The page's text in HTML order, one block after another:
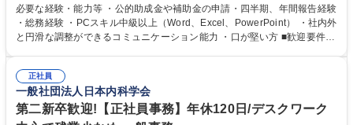
ジションとして活躍いただくことを期待しています。 【総務・人事グルー
プの業務内容】 ・人事制度関連 ・採用活動 ・教育研修の企画、実行 ・勤
怠管理 ・官公庁への各種提出 ・法定の会議運営（評議員会、理事会） ・
管理 ・福利厚生関連 ・職員からの問合せ、相談対応 ・その他日常の総務
業務全般 募集職種 【東京／文京区】公益財団法人の総務人事業務／年間
休日125日
必要な経験・能力等 ・公的助成金や補助金の申請・四半期、年間報告経験
・総務経験 ・PCスキル中級以上（Word、Excel、PowerPoint） ・社内外
と円滑な調整ができるコミュニケーション能力 ・口が堅い方 ■歓迎要件
正社員
一般社団法人日本内科学会
第二新卒歓迎!【正社員事務】年休120日/デスクワーク